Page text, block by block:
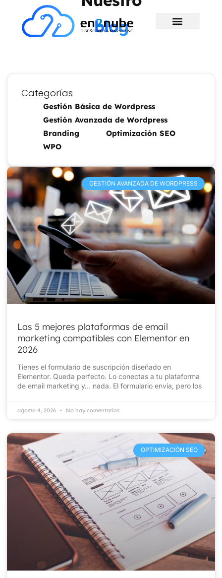
blog
Categorías
Gestión Básica de Wordpress
Gestión Avanzada de Wordpress
Branding
Optimización SEO
WPO
GESTIÓN AVANZADA DE WORDPRESS
Las 5 mejores plataformas de email
marketing compatibles con Elementor en
2026
Tienes el formulario de suscripción diseñado en
Elementor. Queda perfecto. Lo conectas a tu plataforma
de email marketing y… nada. El formulario envía, pero los
agosto 4, 2026 No hay comentarios
OPTIMIZACIÓN SEO